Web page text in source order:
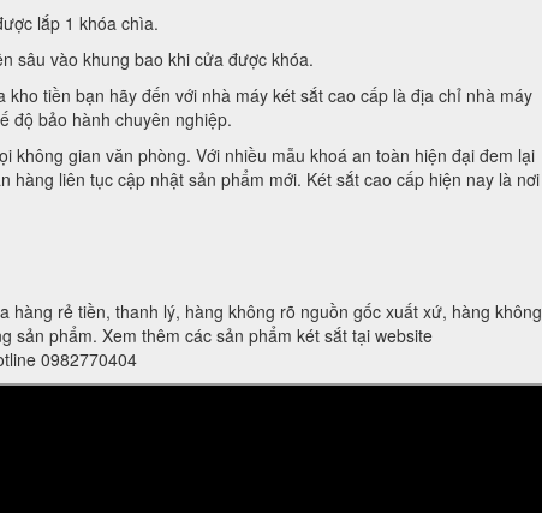
lắp 1 khóa chìa.
sâu vào khung bao khi cửa được khóa.
kho tiền bạn hãy đến với nhà máy két sắt cao cấp là địa chỉ nhà máy
độ bảo hành chuyên nghiệp.
không gian văn phòng. Với nhiều mẫu khoá an toàn hiện đại đem lại
liên tục cập nhật sản phẩm mới. Két sắt cao cấp hiện nay là nơi
rẻ tiền, thanh lý, hàng không rõ nguồn gốc xuất xứ, hàng không
sản phẩm. Xem thêm các sản phẩm két sắt tại website
0982770404